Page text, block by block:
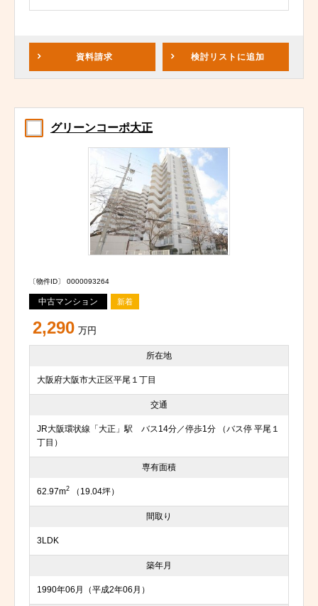
資料請求 検討リスト に追加
グリーンコーポ大正
〔物件ID〕 0000093264
中古マンション 新着
2,290 万円
所在地
大阪府大阪市大正区平尾１丁目
交通
JR大阪環状線「大正」駅 バス14分／停歩1分 （バス停 平尾１
丁目）
専有面積
62.97m2 （19.04坪）
間取り
3LDK
築年月
1990年06月（平成2年06月）